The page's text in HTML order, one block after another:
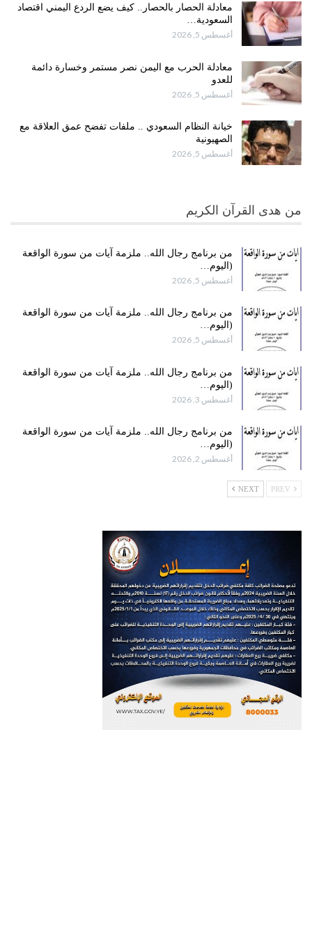
معادلة الحصار بالحصار.. كيف يضع الردع اليمني اقتصاد
السعودية…
أغسطس 5, 2026
معادلة الحرب مع اليمن نصر مستمر وخسارة دائمة
للعدو
أغسطس 5, 2026
خيانة النظام السعودي .. ملفات تفضح عمق العلاقة مع
الصهيونية
أغسطس 5, 2026
من هدى القرآن الكريم
من برنامج رجال الله.. ملزمة آيات من سورة الواقعة
(اليوم…
أغسطس 5, 2026
من برنامج رجال الله.. ملزمة آيات من سورة الواقعة
(اليوم…
أغسطس 5, 2026
من برنامج رجال الله.. ملزمة آيات من سورة الواقعة
(اليوم…
أغسطس 3, 2026
من برنامج رجال الله.. ملزمة آيات من سورة الواقعة
(اليوم…
أغسطس 2, 2026
NEXT